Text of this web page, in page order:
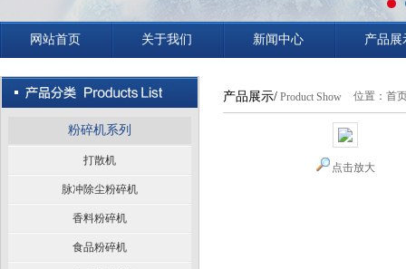
网站首页 关于我们 新闻中心 产品展
粉碎机系列
打散机
脉冲除尘粉碎机
香料粉碎机
食品粉碎机
产品展示/ Product Show 位置： 首
点击放大